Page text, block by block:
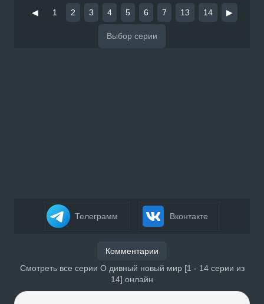
◀ 1 2 3 4 5 6 7 13 14 ▶
Телеграмм Вконтакте
Комментарии
Смотреть все серии О дивный новый мир [1 - 14 серии из
14] онлайн